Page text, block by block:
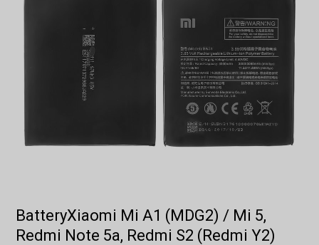
BatteryXiaomi Mi A1 (MDG2) / Mi 5,
Redmi Note 5a, Redmi S2 (Redmi Y2)